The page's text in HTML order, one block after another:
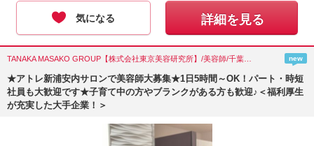
気になる 詳細を見る
new
★アトレ新浦安内サロンで美容師大募集★1日5時間～OK！パート・時短
社員も大歓迎です★子育て中の方やブランクがある方も歓迎♪＜福利厚生
が充実した大手企業！＞